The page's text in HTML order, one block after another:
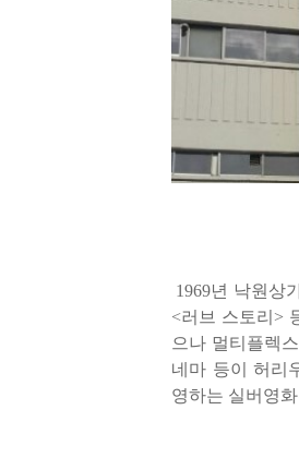
1969년 낙원상
<러브 스토리 >
으나 멀티플렉
네마 등이 허리
영하는 실버영